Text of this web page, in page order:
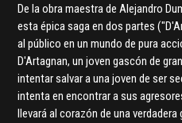
De la obra maestra de Alejandro
esta épica saga en dos partes
al público en un mundo de pura
D'Artagnan, un joven gascón de
intentar salvar a una joven de ser
intenta en encontrar a sus
llevará al corazón de una